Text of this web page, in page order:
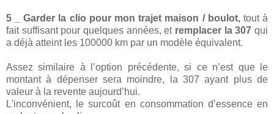
5 _ Garder la clio pour mon trajet maison / boulot,tout à
fait suffisant pour quelques années, et remplacer la 307 qui
a déjà atteint les 100000 km par un modèle équivalent.
Assez similaire à l’option précédente, si ce n’est que le
montant à dépenser sera moindre, la 307 ayant plus de
valeur à la revente aujourd’hui.
L'inconvénient, le surcoût en consommation d’essence en